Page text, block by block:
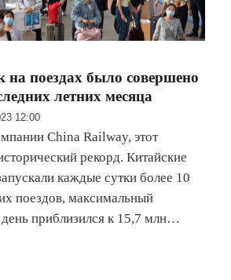
на поездах было совершено
летних месяца
12:00
China Railway, этот
рекорд. Китайские
каждые сутки более 10
поездов, максимальный
приблизился к 15,7 млн…